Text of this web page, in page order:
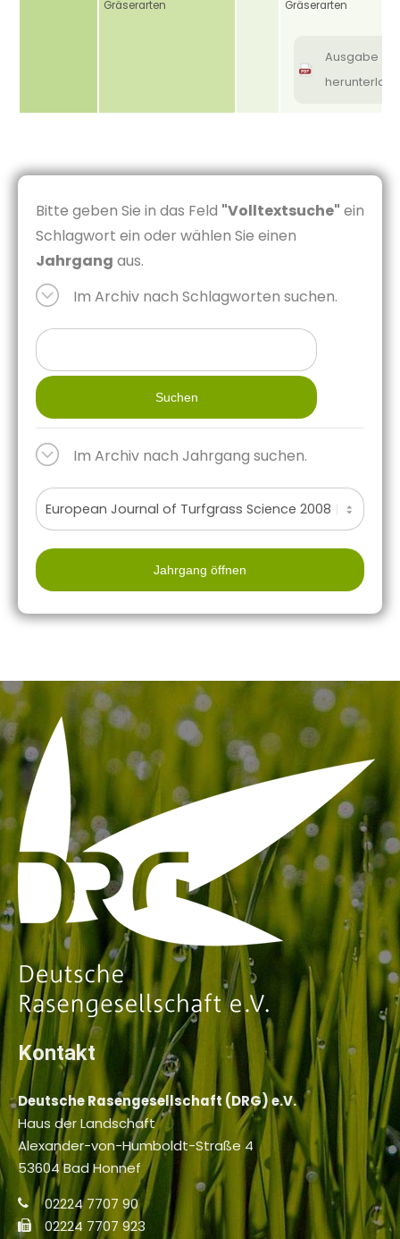
Gräserarten
Gräserarten
Ausgabe
Bitte geben Sie in das Feld "Volltextsuche" ein
Schlagwort ein oder wählen Sie einen
Jahrgang aus.
Im Archiv nach Schlagworten suchen.
Suchen
Im Archiv nach Jahrgang suchen.
Jahrgang öffnen
Kontakt
Deutsche Rasengesellschaft (DRG) e.V.
Haus der Landschaft
Alexander-von-Humboldt-Straße 4
53604 Bad Honnef
02224 7707 90
02224 7707 923